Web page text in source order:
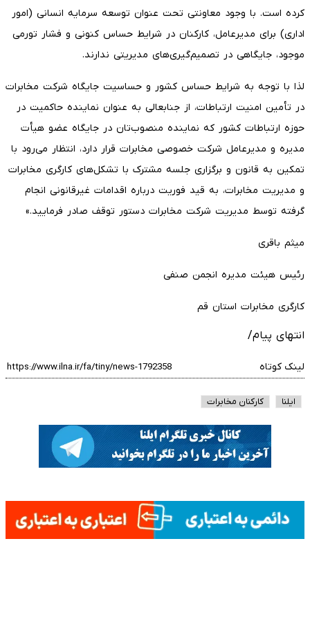
کرده است. با وجود معاونتی تحت عنوان توسعه سرمایه انسانی (امور
اداری) برای مدیرعامل، کارکنان در شرایط حساس کنونی و فشار تورمی
موجود، جایگاهی در تصمیم‌گیری‌های مدیریتی ندارند.
لذا با توجه به شرایط حساس کشور و حساسیت جایگاه شرکت مخابرات
در تأمین امنیت ارتباطات، از جنابعالی به عنوان نماینده حاکمیت در
حوزه ارتباطات کشور که نماینده منصوب‌تان در جایگاه عضو هیأت
مدیره و مدیرعامل شرکت خصوصی مخابرات قرار دارد، انتظار می‌رود با
تمکین به قانون و برگزاری جلسه مشترک با تشکل‌های کارگری مخابرات
و مدیریت مخابرات، به قید فوریت درباره اقدامات غیرقانونی انجام
گرفته توسط مدیریت شرکت مخابرات دستور توقف صادر فرمایید.»
میثم باقری
رئیس هیئت مدیره انجمن صنفی
کارگری مخابرات استان قم
انتهای پیام/
لینک کوتاه
ایلنا کارکنان مخابرات